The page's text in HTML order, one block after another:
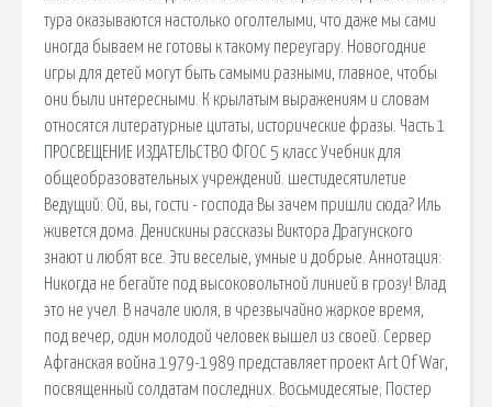
тура оказываются настолько оголтелыми, что даже мы сами
иногда бываем не готовы к такому переугару. Новогодние
игры для детей могут быть самыми разными, главное, чтобы
они были интересными. К крылатым выражениям и словам
относятся литературные цитаты, исторические фразы. Часть 1
ПРОСВЕЩЕНИЕ ИЗДАТЕЛЬСТВО ФГОС 5 класс Учебник для
общеобразовательных учреждений. шестидесятилетие
Ведущий: Ой, вы, гости - господа Вы зачем пришли сюда? Иль
живется дома. Денискины рассказы Виктора Драгунского
знают и любят все. Эти веселые, умные и добрые. Аннотация:
Никогда не бегайте под высоковольтной линией в грозу! Влад
это не учел. В начале июля, в чрезвычайно жаркое время,
под вечер, один молодой человек вышел из своей. Сервер
Афганская война 1979-1989 представляет проект Art Of War,
посвященный солдатам последних. Восьмидесятые; Постер